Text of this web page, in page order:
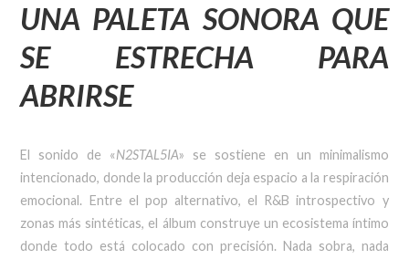
UNA PALETA SONORA QUE
SE ESTRECHA PARA
ABRIRSE
El sonido de «N2STAL5IA» se sostiene en un minimalismo
intencionado, donde la producción deja espacio a la respiración
emocional. Entre el pop alternativo, el R&B introspectivo y
zonas más sintéticas, el álbum construye un ecosistema íntimo
donde todo está colocado con precisión. Nada sobra, nada